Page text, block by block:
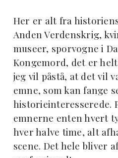
Her er alt fra
Anden Verdenskrig,
museer, sporvogne i
Kongemord, det er
jeg vil påstå, at det vil
emne, som kan fange
historieinteresserede.
emnerne enten hvert
hver halve time, alt
scene. Det hele bliver